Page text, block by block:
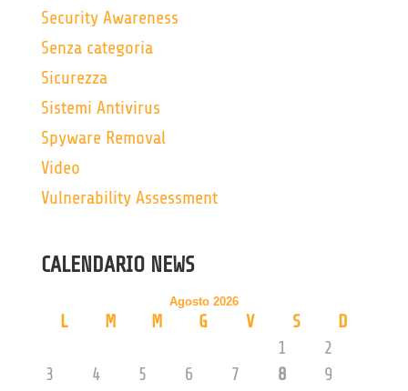
Security Awareness
Senza categoria
Sicurezza
Sistemi Antivirus
Spyware Removal
Video
Vulnerability Assessment
CALENDARIO NEWS
Agosto 2026
L M M G V S
D
1
2
3
4 5 6 7 8
9